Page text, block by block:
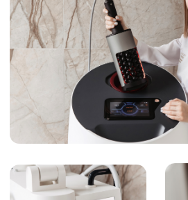
Контакты органов исполнительной
власти в сфере охраны здоровья
граждан
Нормативно-правовые документы
Перечень услуг ООО ЦКК ЭЛИССА
Организационные документы